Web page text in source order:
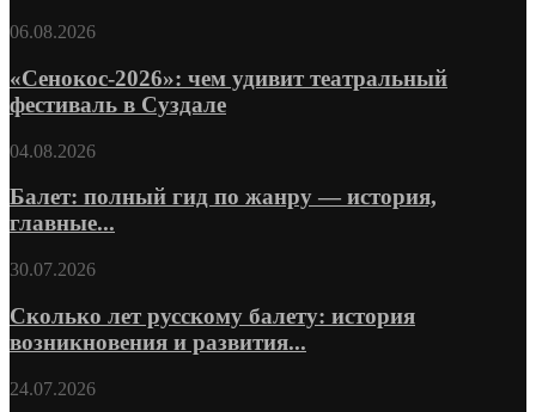
06.08.2026
«Сенокос-2026»: чем удивит театральный
фестиваль в Суздале
04.08.2026
Балет: полный гид по жанру — история,
главные...
30.07.2026
Сколько лет русскому балету: история
возникновения и развития...
24.07.2026